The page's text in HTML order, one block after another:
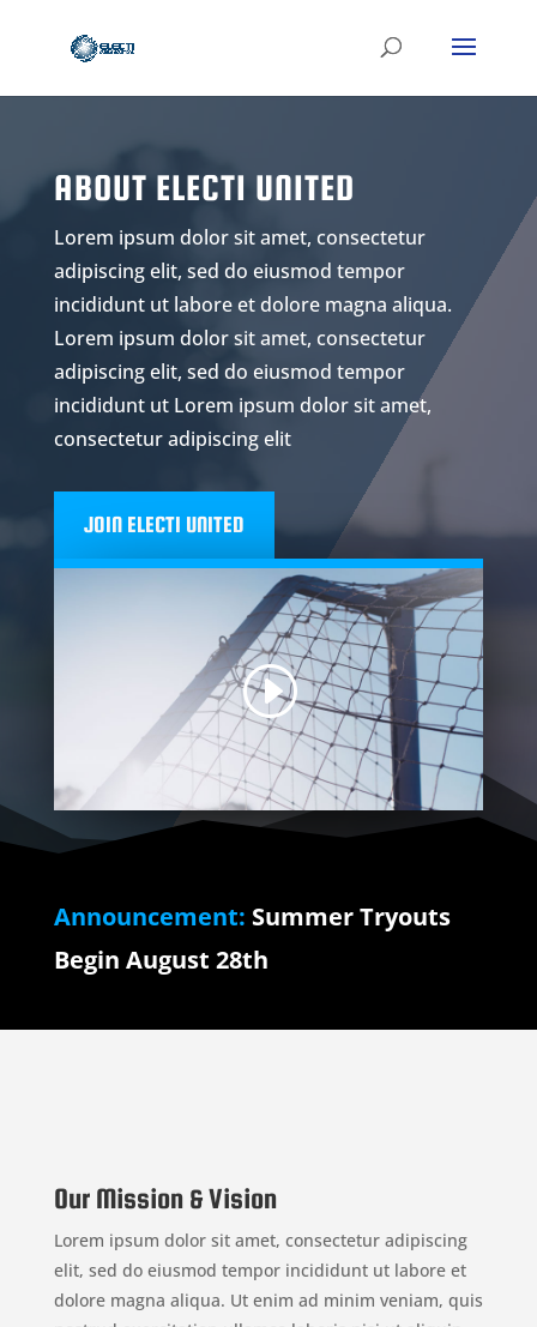
ABOUT ELECTI UNITED
Lorem ipsum dolor sit amet, consectetur
adipiscing elit, sed do eiusmod tempor
incididunt ut labore et dolore magna aliqua.
Lorem ipsum dolor sit amet, consectetur
adipiscing elit, sed do eiusmod tempor
incididunt ut Lorem ipsum dolor sit amet,
consectetur adipiscing elit
JOIN ELECTI UNITED
Announcement: Summer Tryouts
Begin August 28th
Our Mission & Vision
Lorem ipsum dolor sit amet, consectetur adipiscing
elit, sed do eiusmod tempor incididunt ut labore et
dolore magna aliqua. Ut enim ad minim veniam, quis